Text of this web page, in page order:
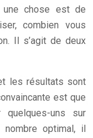
une chose est de
combien vous
Il s’agit de deux
les résultats sont
est que
uns sur
optimal, il